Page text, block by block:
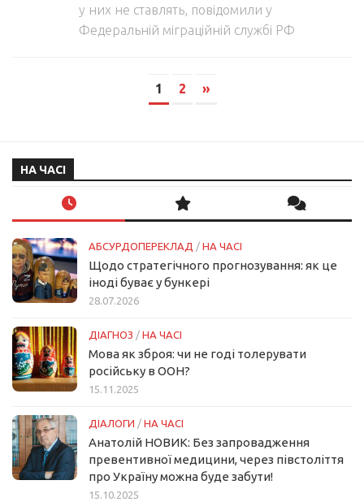
у них не ставлять, повідомили у
Федеральній міграційній службі РФ
1 2 »
НА ЧАСІ
АБСУРДОПЕРЕКЛАД / НА ЧАСІ
Щодо стратегічного прогнозування: як це
іноді буває у бункері
28.07.2026
ДІАГНОЗ / НА ЧАСІ
Мова як зброя: чи не годі толерувати
російську в ООН?
15.11.2025
ДІАЛОГИ / НА ЧАСІ
Анатолій НОВИК: Без запровадження
превентивної медицини, через півстоліття
про Україну можна буде забути!
15.10.2025